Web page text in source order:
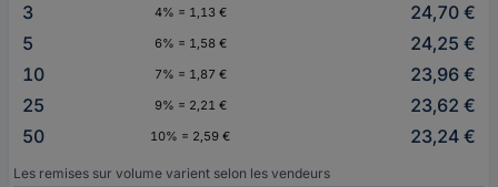
3
4% = 1,13 €
24,70 €
5
6% = 1,58 €
24,25 €
10
7% = 1,87 €
23,96 €
25
9% = 2,21 €
23,62 €
50
10% = 2,59 € 23,24 €
Les remises sur volume varient selon les vendeurs